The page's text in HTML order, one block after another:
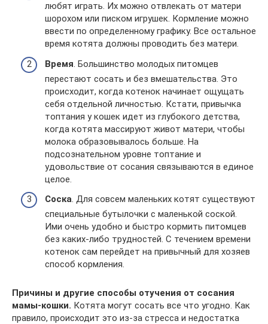
любят играть. Их можно отвлекать от матери
шорохом или писком игрушек. Кормление можно
ввести по определенному графику. Все остальное
время котята должны проводить без матери.
Время . Большинство молодых питомцев
перестают сосать и без вмешательства. Это
происходит, когда котенок начинает ощущать
себя отдельной личностью. Кстати, привычка
топтания у кошек идет из глубокого детства,
когда котята массируют живот матери, чтобы
молока образовывалось больше. На
подсознательном уровне топтание и
удовольствие от сосания связываются в единое
целое.
Соска. Для совсем маленьких котят существуют
специальные бутылочки с маленькой соской.
Ими очень удобно и быстро кормить питомцев
без каких-либо трудностей. С течением времени
котенок сам перейдет на привычный для хозяев
способ кормления.
Причины и другие способы отучения от сосания
мамы-кошки. Котята могут сосать все что угодно. Как
правило, происходит это из-за стресса и недостатка